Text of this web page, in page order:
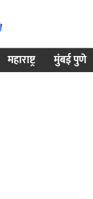
महाराष्ट्र मुंबई पुणे